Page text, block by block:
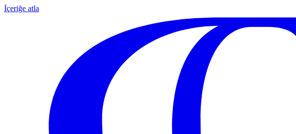
İçeriğe atla